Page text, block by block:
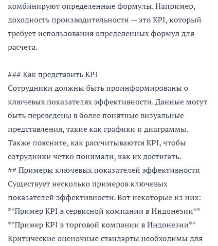
комбинируют определенные формулы. Например,
доходность производительности — это KPI, который
требует использования определенных формул для
расчета.
### Как представить KPI
Сотрудники должны быть проинформированы о
ключевых показателях эффективности. Данные могут
быть переведены в более понятные визуальные
представления, такие как графики и диаграммы.
Также поясните, как рассчитываются KPI, чтобы
сотрудники четко понимали, как их достигать.
## Примеры ключевых показателей эффективности
Существует несколько примеров ключевых
показателей эффективности. Вот некоторые из них:
**Пример KPI в сервисной компании в Индонезии**
**Пример KPI в торговой компании в Индонезии**
Критические оценочные стандарты необходимы для